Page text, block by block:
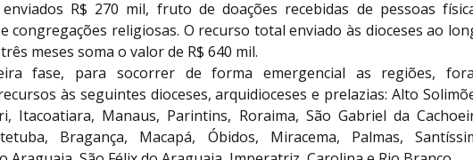
R$ 270 mil, fruto de doações recebidas de pessoas
congregações religiosas. O recurso total enviado às dioceses ao
meses soma o valor de R$ 640 mil.
fase, para socorrer de forma emergencial as regiões,
às seguintes dioceses, arquidioceses e prelazias: Alto
Itacoatiara, Manaus, Parintins, Roraima, São Gabriel da
Bragança, Macapá, Óbidos, Miracema, Palmas,